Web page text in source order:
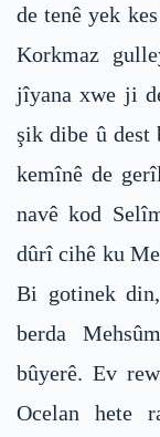
de tenê yek
Korkmaz
jîyana xwe ji
şik dibe û
kemînê de
navê kod
dûrî cihê ku
Bi gotinek
berda
bûyerê. Ev
Ocelan hete